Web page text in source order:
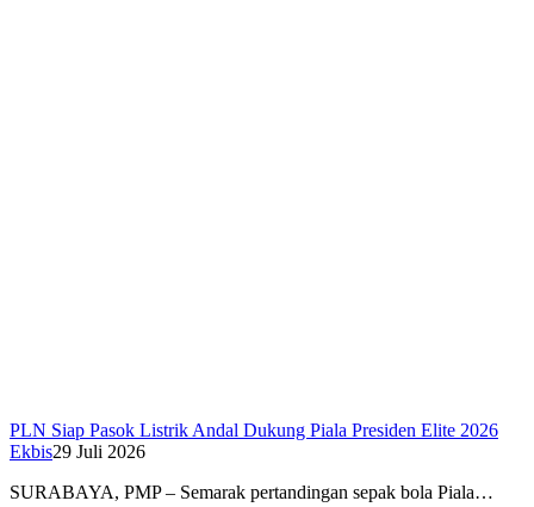
PLN Siap Pasok Listrik Andal Dukung Piala Presiden Elite 2026
Ekbis29 Juli 2026
SURABAYA, PMP – Semarak pertandingan sepak bola Piala…